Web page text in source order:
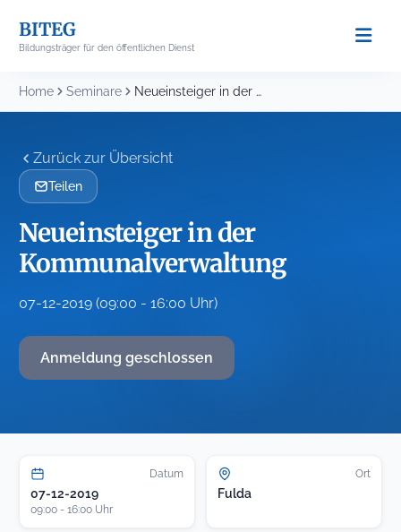
content
BITEG
Bildungsträger für den öffentlichen Dienst
Home Seminare Neueinsteiger in der Kommunalverwaltung
Zurück zur Übersicht
Teilen
Neueinsteiger in der
Kommunalverwaltung
07-12-2019 (09:00 - 16:00 Uhr)
Anmeldung geschlossen
Datum
07-12-2019
09:00 - 16:00 Uhr
Ort
Fulda